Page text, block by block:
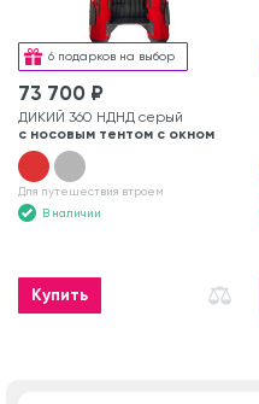
6 подарков на выбор
73 700 ₽
ДИКИЙ 360 НДНД серый
с носовым тентом с окном
Для путешествия втроем
В наличии
Купить